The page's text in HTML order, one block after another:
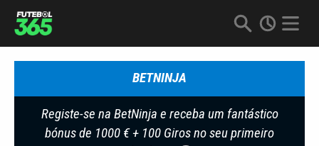
BETNINJA
Registe-se na BetNinja e receba um fantástico
bónus de 1000 € + 100 Giros no seu primeiro